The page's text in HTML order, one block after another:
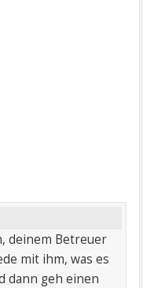
deinem Betreuer
mit ihm, was es
dann geh einen